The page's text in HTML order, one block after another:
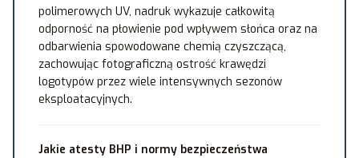
polimerowych UV, nadruk wykazuje całkowitą
odporność na płowienie pod wpływem słońca oraz na
odbarwienia spowodowane chemią czyszczącą,
zachowując fotograficzną ostrość krawędzi
logotypów przez wiele intensywnych sezonów
eksploatacyjnych.
Jakie atesty BHP i normy bezpieczeństwa